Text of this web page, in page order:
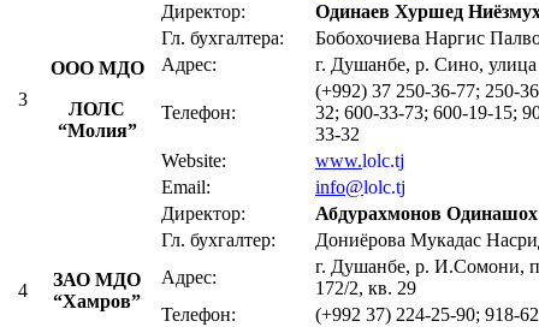
3
ООО МДО
ЛОЛС
“Молия”
Директор:
Одинаев Хуршед
Гл. бухгалтера:
Бобохочиева Наргис
Адрес:
г. Душанбе, р. Сино,
Телефон:
(+992) 37 250-36-77; 250-
32; 600-33-73; 600-19-15;
33-32
Website:
www.lolc.tj
Email:
info@lolc.tj
4
ЗАО МДО
“Хамров”
Директор:
Абдурахмонов
Гл. бухгалтер:
Дониёрова Мукадас
Адрес:
г. Душанбе, р. И.Сомони,
172/2, кв. 29
Телефон:
(+992 37) 224-25-90; 918-